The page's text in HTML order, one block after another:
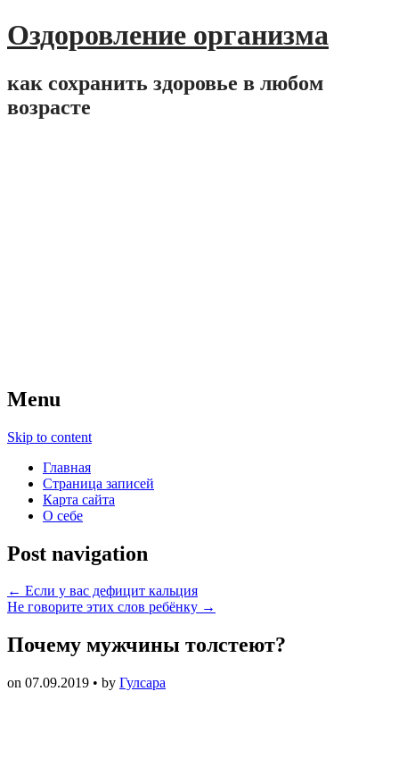
Оздоровление организма
как сохранить здоровье в любом
возрасте
Menu
Skip to content
Главная
Страница записей
Карта сайта
О себе
Post navigation
← Если у вас дефицит кальция
Не говорите этих слов ребёнку →
Почему мужчины толстеют?
on 07.09.2019 • by Гулсара